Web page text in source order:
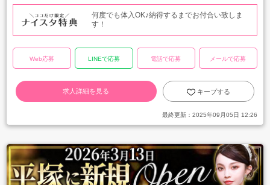
何度でも体入OK♪納得するまでお付合い致しま
す！
Web応募 LINEで応募 電話で応募 メールで応募
求人詳細を見る キープする
最終更新： 2025年09月05日 12:26